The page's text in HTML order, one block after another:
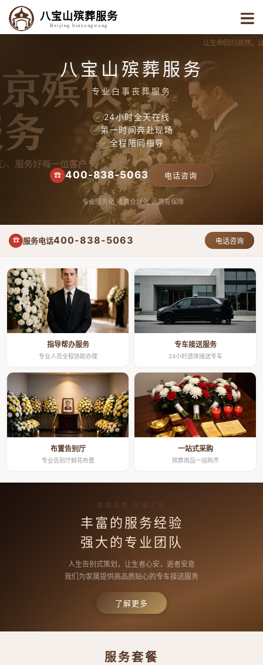
八宝山殡葬服务
Beijing binzangwang
八宝山殡葬服务
专业白事丧葬服务
✓ 24小时全天在线
✓ 第一时间奔赴现场
✓ 全程陪同指导
☎ 400-838-5063 电话咨询
专业服务化 收费合理化 品质有保障
☎ 服务电话400-838-5063 电话咨询
指导帮办服务
专业人员全程协助办理
专车接送服务
24小时遗体接送专车
布置告别厅
专业告别厅鲜花布置
一站式采购
殡葬用品一站购齐
高端品质 按需定制
丰富的服务经验
强大的专业团队
人生告别式策划，让生者心安，逝者安息
我们为家属提供高品质贴心的专车接送服务
了解更多
服务套餐